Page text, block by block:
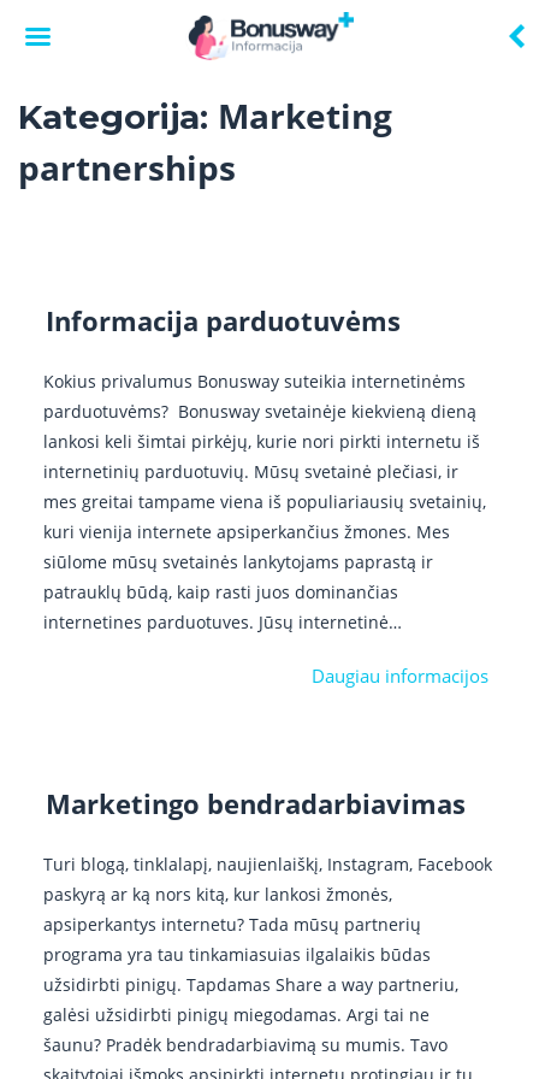
Skip
to
Kategorija: Marketing
partnerships
Informacija parduotuvėms
Kokius privalumus Bonusway suteikia internetinėms
parduotuvėms? Bonusway svetainėje kiekvieną dieną
lankosi keli šimtai pirkėjų, kurie nori pirkti internetu iš
internetinių parduotuvių. Mūsų svetainė plečiasi, ir
mes greitai tampame viena iš populiariausių svetainių,
kuri vienija internete apsiperkančius žmones. Mes
siūlome mūsų svetainės lankytojams paprastą ir
patrauklų būdą, kaip rasti juos dominančias
internetines parduotuves. Jūsų internetinė…
Daugiau informacijos
Marketingo bendradarbiavimas
Turi blogą, tinklalapį, naujienlaiškį, Instagram, Facebook
paskyrą ar ką nors kitą, kur lankosi žmonės,
apsiperkantys internetu? Tada mūsų partnerių
programa yra tau tinkamiasuias ilgalaikis būdas
užsidirbti pinigų. Tapdamas Share a way partneriu,
galėsi užsidirbti pinigų miegodamas. Argi tai ne
šaunu? Pradėk bendradarbiavimą su mumis. Tavo
skaitytojai išmoks apsipirkti internetu protingiau ir tu